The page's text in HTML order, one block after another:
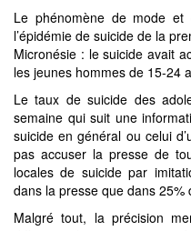
Le phénomène de mode et
l’épidémie de suicide de la
Micronésie : le suicide avait
les jeunes hommes de 15-24
Le taux de suicide des
semaine qui suit une
suicide en général ou celui
pas accuser la presse de
locales de suicide par
dans la presse que dans 25%
Malgré tout, la précision